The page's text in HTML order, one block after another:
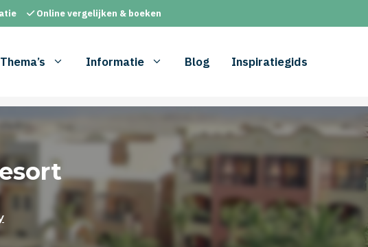
Online vergelijken & boeken
Thema’s Informatie Blog Inspiratiegids